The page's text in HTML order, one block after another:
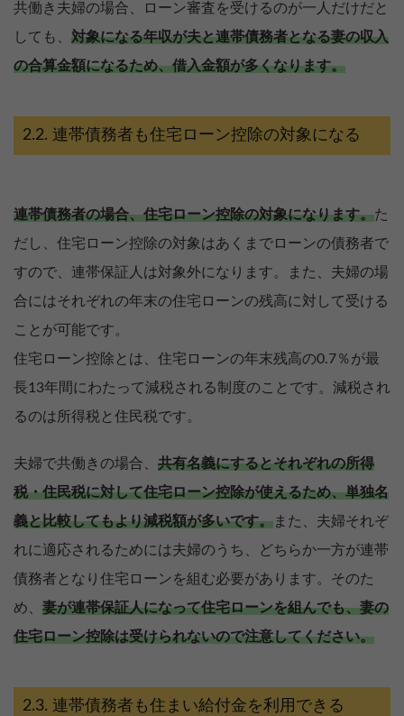
共働き夫婦の場合、ローン審査を受けるのが一人だけだと
しても、 対象になる年収が夫と連帯債務者となる妻の収入
の合算金額になるため、借入金額が多くなります。
連帯債務者も住宅ローン控除の対象になる
連帯債務者の場合、住宅ローン控除の対象になります。た
だし、住宅ローン控除の対象はあくまでローンの債務者で
すので、連帯保証人は対象外になります。また、夫婦の場
合にはそれぞれの年末の住宅ローンの残高に対して受ける
ことが可能です。
住宅ローン控除とは、住宅ローンの年末残高の0.7％が最
長13年間にわたって減税される制度のことです。減税され
るのは所得税と住民税です。
夫婦で共働きの場合、 共有名義にするとそれぞれの所得
税・住民税に対して住宅ローン控除が使えるため、単独名
義と比較してもより減税額が多いです。また、夫婦それぞ
れに適応されるためには夫婦のうち、どちらか一方が連帯
債務者となり住宅ローンを組む必要があります。そのた
め、 妻が連帯保証人になって住宅ローンを組んでも、妻の
住宅ローン控除は受けられないので注意してください。
連帯債務者も住まい給付金を利用できる